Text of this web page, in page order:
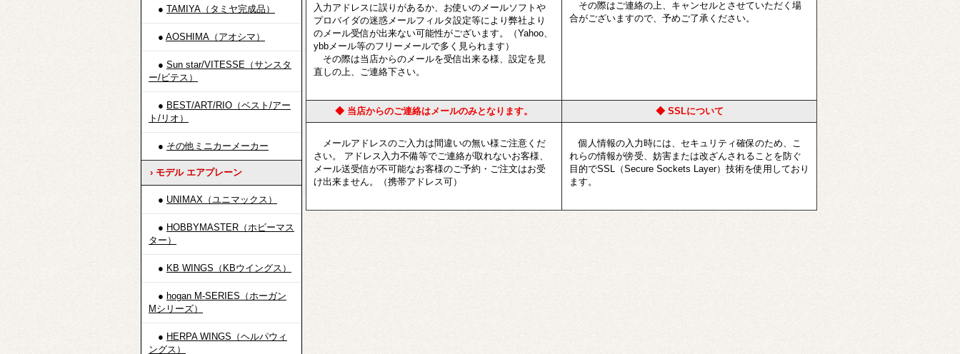
● TAMIYA（タミヤ完成品）
● AOSHIMA（アオシマ）
● Sun star/VITESSE（サンスタ
ー/ビテス）
● BEST/ART/RIO（ベスト/アー
ト/リオ）
● その他ミニカーメーカー
› モデル エアプレーン
● UNIMAX（ユニマックス）
● HOBBYMASTER（ホビーマス
ター）
● KB WINGS（KBウイングス）
● hogan M-SERIES（ホーガン
Mシリーズ）
● HERPA WINGS（ヘルパウィ
ングス）
入力アドレスに誤りがあるか、お使いのメールソフトや
プロバイダの迷惑メールフィルタ設定等により弊社より
のメール受信が出来ない可能性がございます。（Yahoo、
ybbメール等のフリーメールで多く見られます）
その際は当店からのメールを受信出来る様、設定を見
直しの上、ご連絡下さい。
その際はご連絡の上、キャンセルとさせていただく場
合がございますので、予めご了承ください。
◆ 当店からのご連絡はメールのみとなります。 ◆ SSLについて
メールアドレスのご入力は間違いの無い様ご注意くだ
さい。 アドレス入力不備等でご連絡が取れないお客様、
メール送受信が不可能なお客様のご予約・ご注文はお受
け出来ません。（携帯アドレス可）
個人情報の入力時には、セキュリティ確保のため、こ
れらの情報が傍受、妨害または改ざんされることを防ぐ
目的でSSL（Secure Sockets Layer）技術を使用しており
ます。